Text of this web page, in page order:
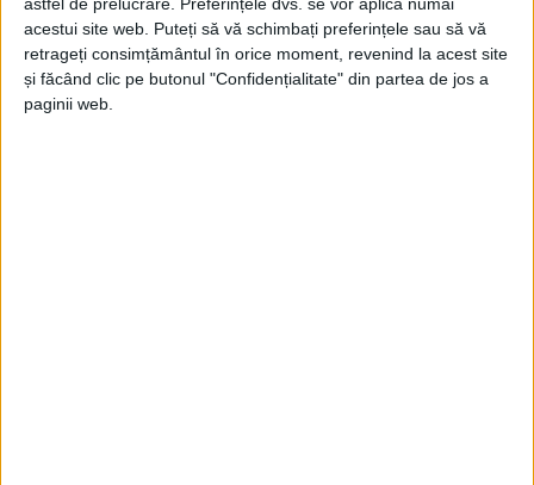
astfel de prelucrare. Preferințele dvs. se vor aplica numai
acestui site web. Puteți să vă schimbați preferințele sau să vă
retrageți consimțământul în orice moment, revenind la acest site
și făcând clic pe butonul "Confidențialitate" din partea de jos a
paginii web.
Arhive